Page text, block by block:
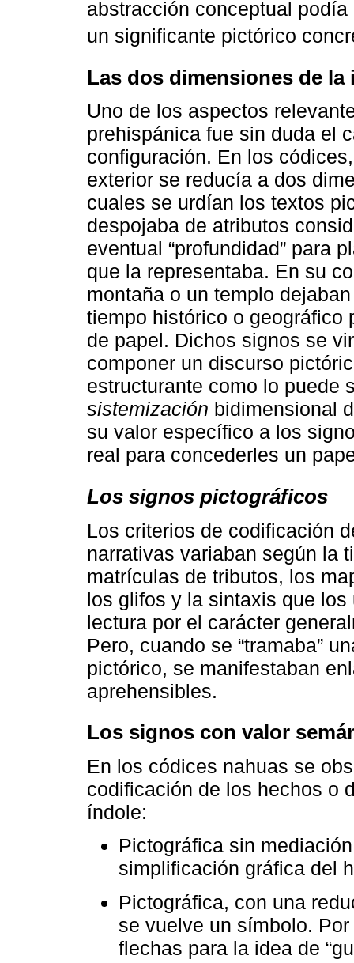
abstracción conceptual
un significante pictórico
Las dos dimensiones de la
Uno de los aspectos
prehispánica fue sin duda el
configuración. En los
exterior se reducía a dos
cuales se urdían los textos
despojaba de atributos
eventual “profundidad” para
que la representaba. En su
montaña o un templo
tiempo histórico o geográfico
de papel. Dichos signos se
componer un discurso
estructurante como lo puede
sistemización bidimensional
su valor específico a los
real para concederles un
Los signos pictográficos
Los criterios de codificación
narrativas variaban según la
matrículas de tributos, los
los glifos y la sintaxis que
lectura por el carácter
Pero, cuando se “tramaba”
pictórico, se manifestaban
aprehensibles.
Los signos con valor
En los códices nahuas se
codificación de los hechos o
índole:
Pictográfica sin
simplificación gráfica del
Pictográfica, con una
se vuelve un símbolo.
flechas para la idea de